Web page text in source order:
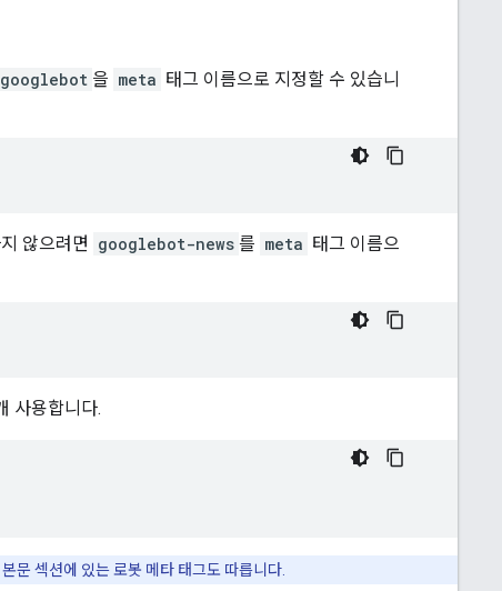
googlebot 을 meta 태그 이름으로 지정할 수 있습니
않으려면 googlebot-news 를 meta 태그 이름으
사용합니다.
문 섹션에 있는 로봇 메타 태그도 따릅니다.